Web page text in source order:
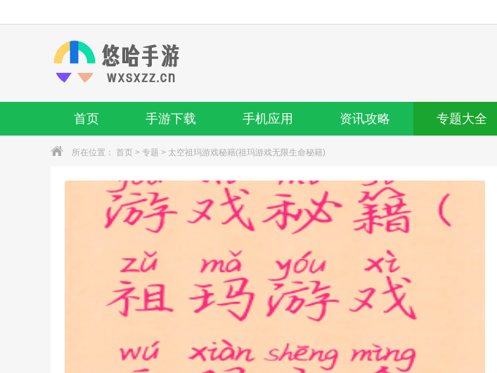
首页 手游下载 手机应用 资讯攻略 专题大全
所在位置： 首页 > 专题 > 太空祖玛游戏秘籍(祖玛游戏无限生命秘籍)